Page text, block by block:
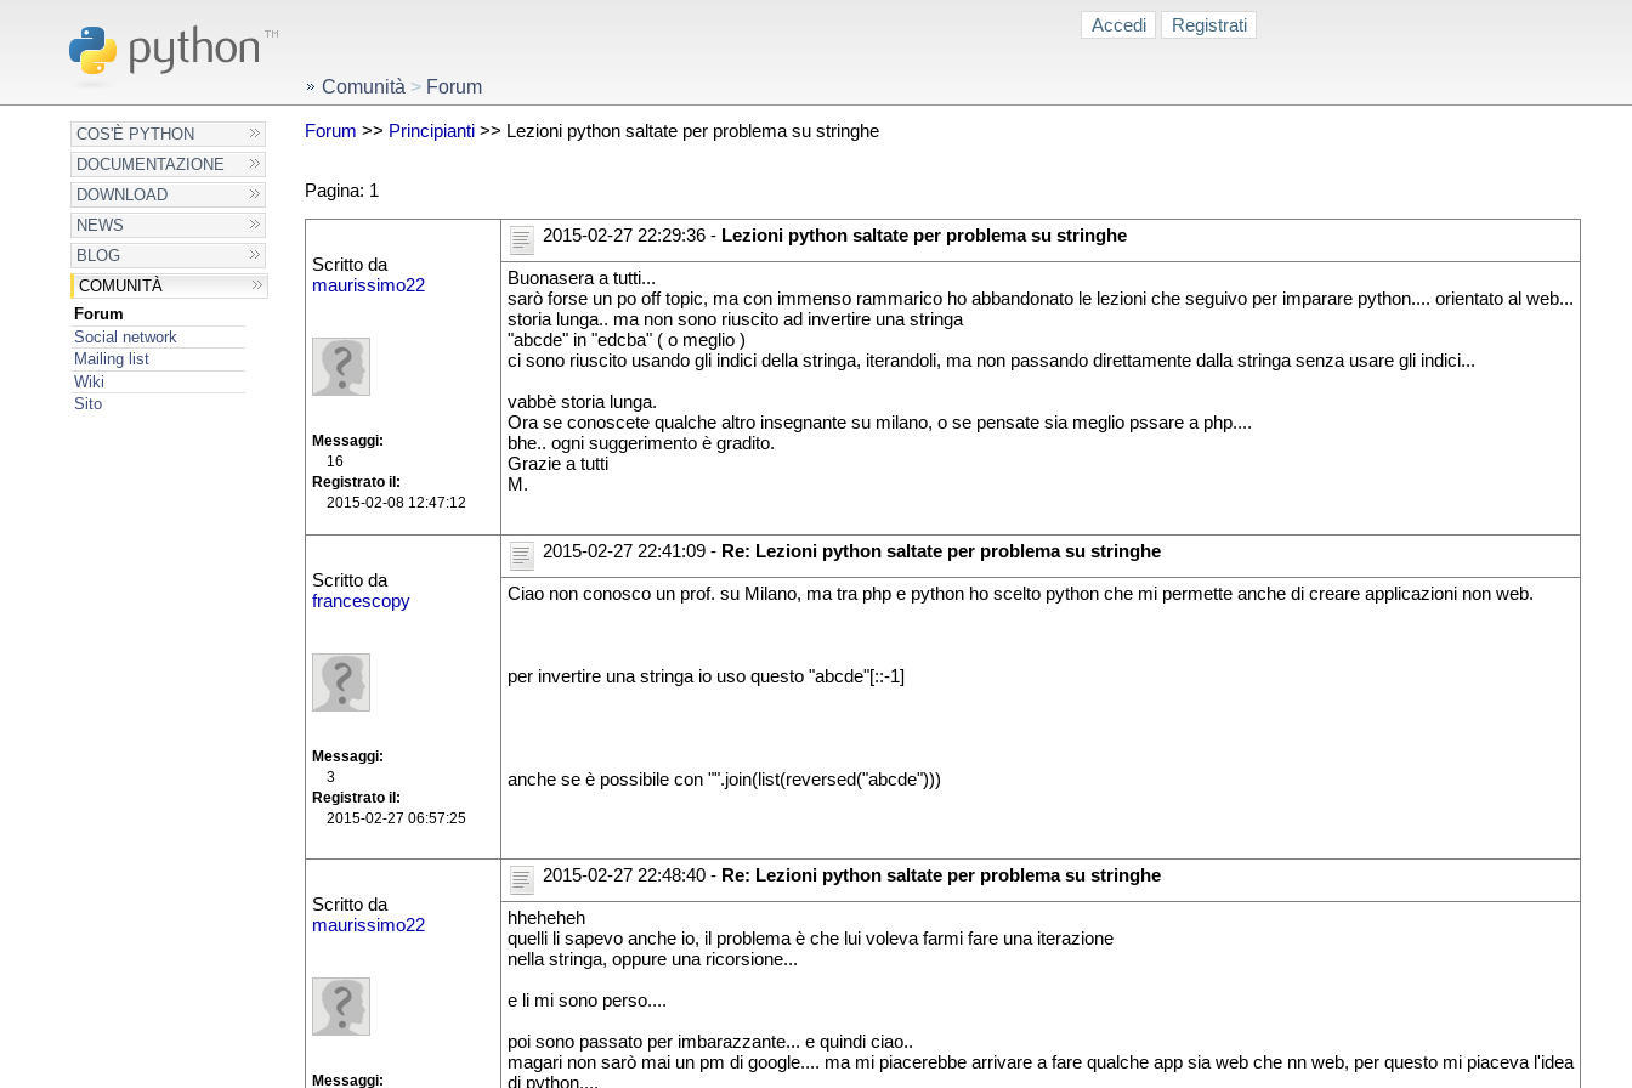
Accedi Registrati
COS'È PYTHON
DOCUMENTAZIONE
DOWNLOAD
NEWS
BLOG
COMUNITÀ
Forum
Social network
Mailing list
Wiki
Sito
Comunità > Forum
Forum >> Principianti>> Lezioni python saltate per problema su stringhe
Pagina: 1
Scritto da
maurissimo22
Messaggi
16
Registrato il
2015-02-08 12:47:12
2015-02-27 22:29:36 - Lezioni python saltate per problema su stringhe
Buonasera a tutti...
sarò forse un po off topic, ma con immenso rammarico ho abbandonato le lezioni che seguivo per imparare python.... orientato al web...
storia lunga.. ma non sono riuscito ad invertire una stringa
"abcde" in "edcba" ( o meglio )
ci sono riuscito usando gli indici della stringa, iterandoli, ma non passando direttamente dalla stringa senza usare gli indici...
vabbè storia lunga.
Ora se conoscete qualche altro insegnante su milano, o se pensate sia meglio pssare a php....
bhe.. ogni suggerimento è gradito.
Grazie a tutti
M.
Scritto da
francescopy
Messaggi
3
Registrato il
2015-02-27 06:57:25
2015-02-27 22:41:09 - Re: Lezioni python saltate per problema su stringhe
Ciao non conosco un prof. su Milano, ma tra php e python ho scelto python che mi permette anche di creare applicazioni non web.
per invertire una stringa io uso questo "abcde"[::-1]
anche se è possibile con "".join(list(reversed("abcde")))
Scritto da
maurissimo22
Messaggi
2015-02-27 22:48:40 - Re: Lezioni python saltate per problema su stringhe
hheheheh
quelli li sapevo anche io, il problema è che lui voleva farmi fare una iterazione
nella stringa, oppure una ricorsione...
e li mi sono perso....
poi sono passato per imbarazzante... e quindi ciao..
magari non sarò mai un pm di google.... ma mi piacerebbe arrivare a fare qualche app sia web che nn web, per questo mi piaceva l'idea
di python....